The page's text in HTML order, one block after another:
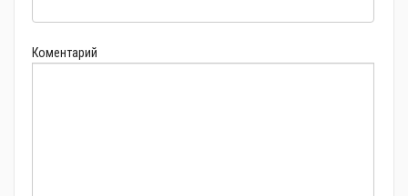
Коментарий